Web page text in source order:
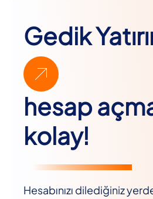
Gedik
hesap
kolay!
Hesabınızı dilediğiniz